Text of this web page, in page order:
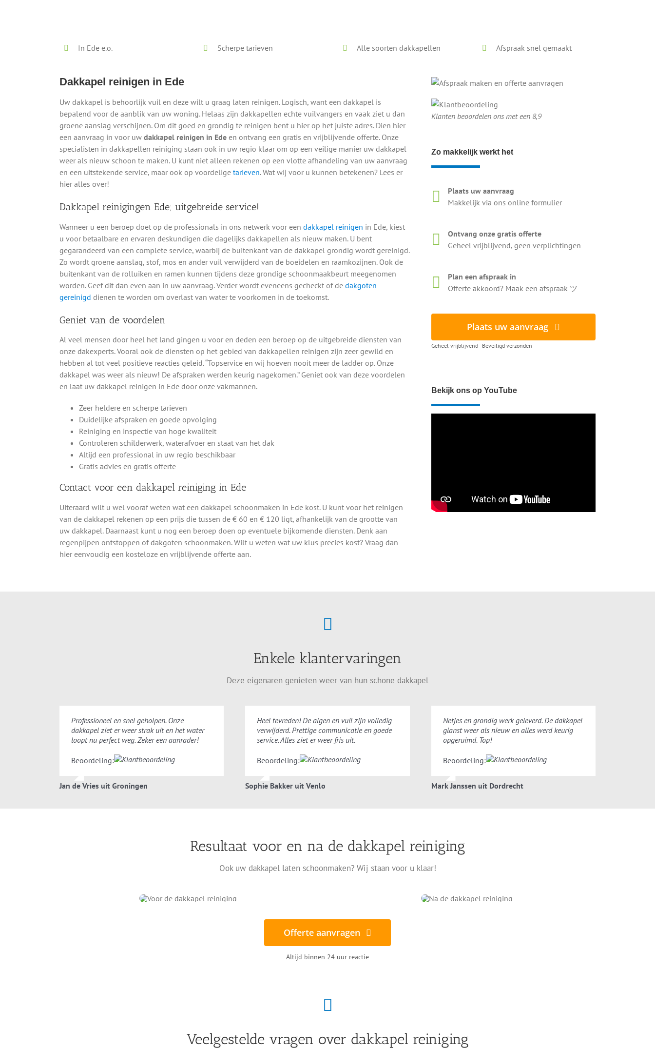
In Ede e.o. Scherpe tarieven Alle soorten dakkapellen Afspraak snel gemaakt
Dakkapel reinigen in Ede
Uw dakkapel is behoorlijk vuil en deze wilt u graag laten reinigen. Logisch, want een dakkapel is
bepalend voor de aanblik van uw woning. Helaas zijn dakkapellen echte vuilvangers en vaak ziet u dan
groene aanslag verschijnen. Om dit goed en grondig te reinigen bent u hier op het juiste adres. Dien hier
een aanvraag in voor uw dakkapel reinigen in Edeen ontvang een gratis en vrijblijvende offerte. Onze
specialisten in dakkapellen reiniging staan ook in uw regio klaar om op een veilige manier uw dakkapel
weer als nieuw schoon te maken. U kunt niet alleen rekenen op een vlotte afhandeling van uw aanvraag
en een uitstekende service, maar ook op voordelige tarieven. Wat wij voor u kunnen betekenen? Lees er
hier alles over!
Dakkapel reinigingen Ede; uitgebreide service!
Wanneer u een beroep doet op de professionals in ons netwerk voor een dakkapel reinigen in Ede, kiest
u voor betaalbare en ervaren deskundigen die dagelijks dakkapellen als nieuw maken. U bent
gegarandeerd van een complete service, waarbij de buitenkant van de dakkapel grondig wordt gereinigd.
Zo wordt groene aanslag, stof, mos en ander vuil verwijderd van de boeidelen en raamkozijnen. Ook de
buitenkant van de rolluiken en ramen kunnen tijdens deze grondige schoonmaakbeurt meegenomen
worden. Geef dit dan even aan in uw aanvraag. Verder wordt eveneens gecheckt of de dakgoten
gereinigd dienen te worden om overlast van water te voorkomen in de toekomst.
Geniet van de voordelen
Al veel mensen door heel het land gingen u voor en deden een beroep op de uitgebreide diensten van
onze dakexperts. Vooral ook de diensten op het gebied van dakkapellen reinigen zijn zeer gewild en
hebben al tot veel positieve reacties geleid. “Topservice en wij hoeven nooit meer de ladder op. Onze
dakkapel was weer als nieuw! De afspraken werden keurig nagekomen.” Geniet ook van deze voordelen
en laat uw dakkapel reinigen in Ede door onze vakmannen.
Zeer heldere en scherpe tarieven
Duidelijke afspraken en goede opvolging
Reiniging en inspectie van hoge kwaliteit
Controleren schilderwerk, waterafvoer en staat van het dak
Altijd een professional in uw regio beschikbaar
Gratis advies en gratis offerte
Contact voor een dakkapel reiniging in Ede
Uiteraard wilt u wel vooraf weten wat een dakkapel schoonmaken in Ede kost. U kunt voor het reinigen
van de dakkapel rekenen op een prijs die tussen de € 60 en € 120 ligt, afhankelijk van de grootte van
uw dakkapel. Daarnaast kunt u nog een beroep doen op eventuele bijkomende diensten. Denk aan
regenpijpen ontstoppen of dakgoten schoonmaken. Wilt u weten wat uw klus precies kost? Vraag dan
hier eenvoudig een kosteloze en vrijblijvende offerte aan.
Klanten beoordelen ons met een 8,9
Zo makkelijk werkt het
Plaats uw aanvraag
Makkelijk via ons online formulier
Ontvang onze gratis offerte
Geheel vrijblijvend, geen verplichtingen
Plan een afspraak in
Offerte akkoord? Maak een afspraak ツ
Plaats uw aanvraag
Geheel vrijblijvend - Beveiligd verzonden
Bekijk ons op YouTube
Enkele klantervaringen
Deze eigenaren genieten weer van hun schone dakkapel
Professioneel en snel geholpen. Onze
dakkapel ziet er weer strak uit en het water
loopt nu perfect weg. Zeker een aanrader!
Beoordeling:
Jan de Vries uit Groningen
Heel tevreden! De algen en vuil zijn volledig
verwijderd. Prettige communicatie en goede
service. Alles ziet er weer fris uit.
Beoordeling:
Sophie Bakker uit Venlo
Netjes en grondig werk geleverd. De dakkapel
glanst weer als nieuw en alles werd keurig
opgeruimd. Top!
Beoordeling:
Mark Janssen uit Dordrecht
Resultaat voor en na de dakkapel reiniging
Ook uw dakkapel laten schoonmaken? Wij staan voor u klaar!
Offerte aanvragen
Altijd binnen 24 uur reactie
Veelgestelde vragen over dakkapel reiniging